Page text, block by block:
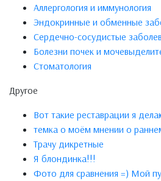
Аллергология и иммунология
Эндокринные и обменные
Сердечно-сосудистые
Болезни почек и
Стоматология
Другое
Вот такие реставрации я
темка о моём мнении о
Трачу дикретные
Я блондинка!!!
Фото для сравнения =) Мой